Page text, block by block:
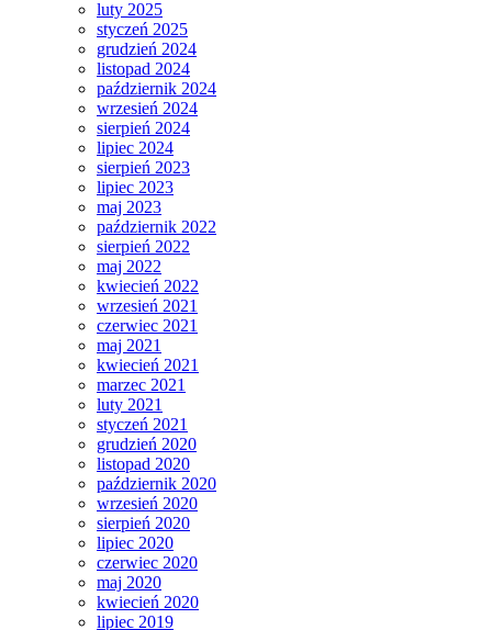
luty 2025
styczeń 2025
grudzień 2024
listopad 2024
październik 2024
wrzesień 2024
sierpień 2024
lipiec 2024
sierpień 2023
lipiec 2023
maj 2023
październik 2022
sierpień 2022
maj 2022
kwiecień 2022
wrzesień 2021
czerwiec 2021
maj 2021
kwiecień 2021
marzec 2021
luty 2021
styczeń 2021
grudzień 2020
listopad 2020
październik 2020
wrzesień 2020
sierpień 2020
lipiec 2020
czerwiec 2020
maj 2020
kwiecień 2020
lipiec 2019